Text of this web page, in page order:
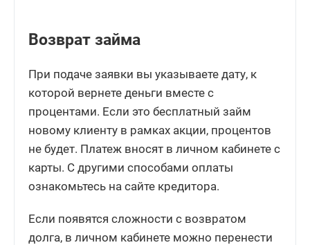
Возврат займа
При подаче заявки вы указываете дату, к
которой вернете деньги вместе с
процентами. Если это бесплатный займ
новому клиенту в рамках акции, процентов
не будет. Платеж вносят в личном кабинете с
карты. С другими способами оплаты
ознакомьтесь на сайте кредитора.
Если появятся сложности с возвратом
долга, в личном кабинете можно перенести